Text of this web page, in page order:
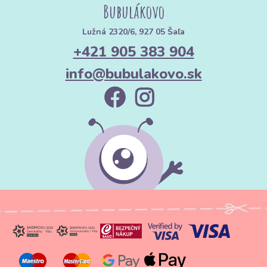
Bubulákovo
Lužná 2320/6, 927 05 Šaľa
+421 905 383 904
info@bubulakovo.sk